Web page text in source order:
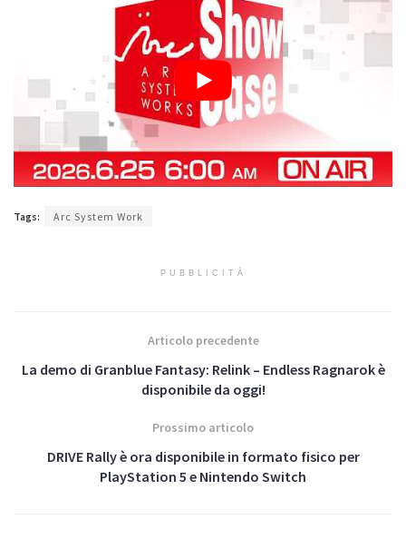
Tags: Arc System Work
PUBBLICITÀ
Articolo precedente
La demo di Granblue Fantasy: Relink – Endless Ragnarok è
disponibile da oggi!
Prossimo articolo
DRIVE Rally è ora disponibile in formato fisico per
PlayStation 5 e Nintendo Switch